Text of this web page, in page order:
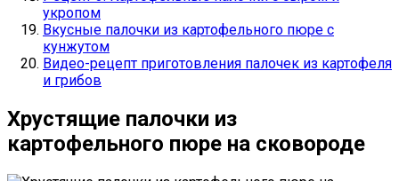
укропом
Вкусные палочки из картофельного пюре с
кунжутом
Видео-рецепт приготовления палочек из картофеля
и грибов
Хрустящие палочки из
картофельного пюре на сковороде